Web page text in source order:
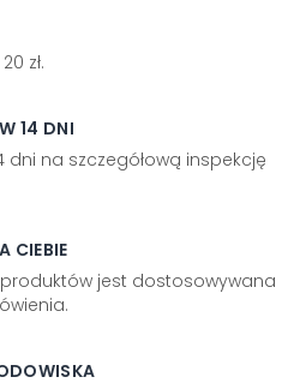
zł.
14 DNI
dni na szczegółową inspekcję
CIEBIE
jest dostosowywana